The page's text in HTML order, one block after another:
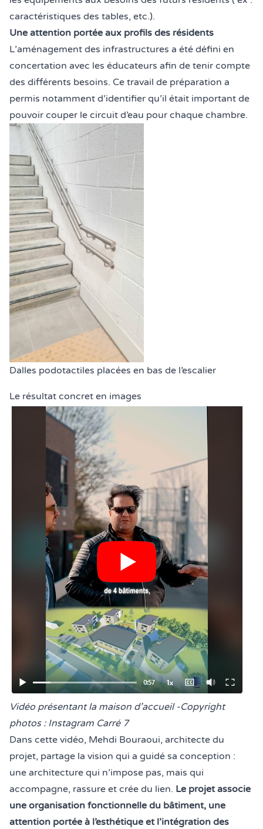
caractéristiques des tables, etc.).
Une attention portée aux profils des résidents
L’aménagement des infrastructures a été défini en
concertation avec les éducateurs afin de tenir compte
des différents besoins. Ce travail de préparation a
permis notamment d’identifier qu’il était important de
pouvoir couper le circuit d’eau pour chaque chambre.
Légende de la photo :
Dalles podotactiles placées en bas de l’escalier
Le résultat concret en images
Légende de la photo :
Vidéo présentant la maison d’accueil -Copyright
photos : Instagram Carré 7
Dans cette vidéo, Mehdi Bouraoui, architecte du
projet, partage la vision qui a guidé sa conception :
une architecture qui n’impose pas, mais qui
accompagne, rassure et crée du lien. Le projet associe
une organisation fonctionnelle du bâtiment, une
attention portée à l’esthétique et l’intégration des